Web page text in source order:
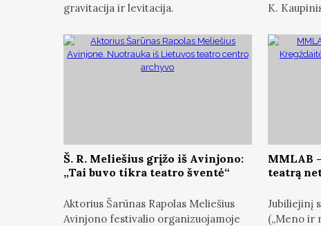
gravitacija ir levitacija.
K.
Š. R. Meliešius grįžo iš Avinjono:
„Tai buvo tikra teatro šventė“
Aktorius Šarūnas Rapolas Meliešius
Avinjono festivalio organizuojamoje
MMLAB
teatrą
Jubiliejinį
(„Meno ir